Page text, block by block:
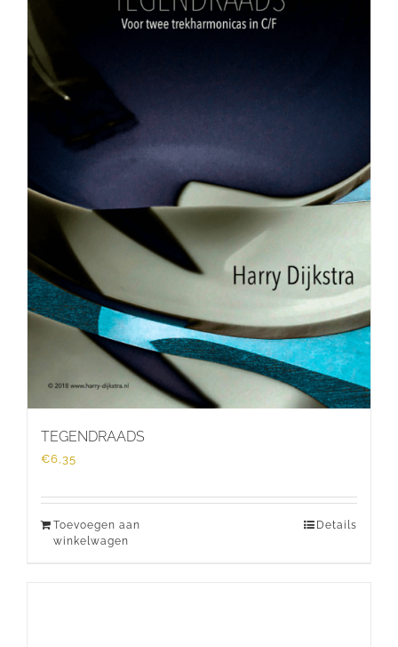
TEGENDRAADS
€6,35
Toevoegen aan
winkelwagen
Details